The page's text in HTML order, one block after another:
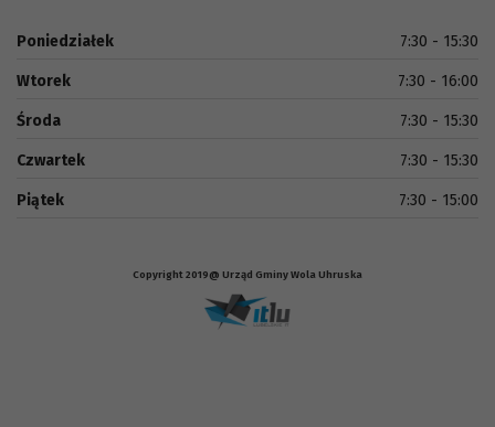
Poniedziałek 7:30 - 15:30
Wtorek 7:30 - 16:00
Środa 7:30 - 15:30
Czwartek 7:30 - 15:30
Piątek 7:30 - 15:00
Copyright 2019@ Urząd Gminy Wola Uhruska